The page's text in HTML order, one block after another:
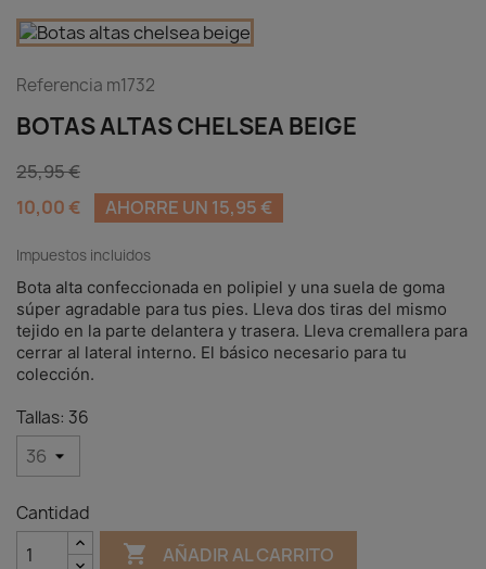
Referencia m1732
BOTAS ALTAS CHELSEA BEIGE
25,95 €
10,00 €
AHORRE UN 15,95 €
Impuestos incluidos
Bota alta confeccionada en polipiel y una suela de goma
súper agradable para tus pies. Lleva dos tiras del mismo
tejido en la parte delantera y trasera. Lleva cremallera para
cerrar al lateral interno. El básico necesario para tu
colección.
Tallas: 36
Cantidad
 AÑADIR AL CARRITO